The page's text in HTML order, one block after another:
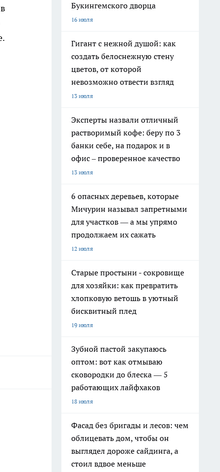
Букингемского дворца
16 июля
Гигант с нежной душой: как
создать белоснежную стену
цветов, от которой
невозможно отвести взгляд
13 июля
Эксперты назвали отличный
растворимый кофе: беру по 3
банки себе, на подарок и в
офис – проверенное качество
13 июля
6 опасных деревьев, которые
Мичурин называл запретными
для участков — а мы упрямо
продолжаем их сажать
12 июля
Старые простыни - сокровище
для хозяйки: как превратить
хлопковую ветошь в уютный
бисквитный плед
19 июля
Зубной пастой закупаюсь
оптом: вот как отмываю
сковородки до блеска — 5
работающих лайфхаков
18 июля
Фасад без бригады и лесов: чем
облицевать дом, чтобы он
выглядел дороже сайдинга, а
стоил вдвое меньше